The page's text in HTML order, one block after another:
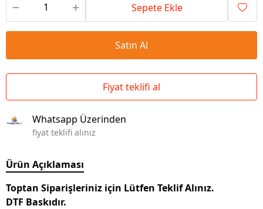
Sepete Ekle
Satın Al
Fiyat teklifi al
Whatsapp Üzerinden
fiyat teklifi alınız
Ürün Açıklaması
Toptan Siparişleriniz için Lütfen Teklif Alınız.
DTF Baskıdır.